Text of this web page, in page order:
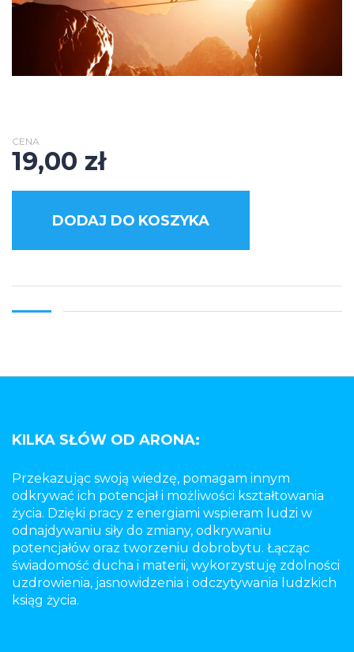
CENA
19,00 zł
DODAJ DO KOSZYKA
KILKA SŁÓW OD ARONA:
Przekazując swoją wiedzę, pomagam innym
odkrywać ich potencjał i możliwości kształtowania
życia. Dzięki pracy z energiami wspieram ludzi w
odnajdywaniu siły do zmiany, odkrywaniu
potencjałów oraz tworzeniu dobrobytu. Łącząc
świadomość ducha i materii, wykorzystuję zdolności
uzdrowienia, jasnowidzenia i odczytywania ludzkich
ksiąg życia.